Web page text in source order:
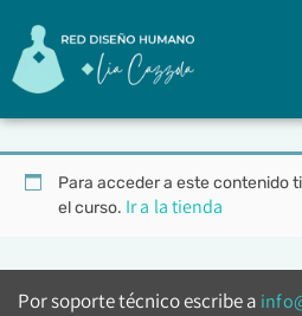
Para acceder a este contenido
el curso. Ir a la tienda
Por soporte técnico escribe a